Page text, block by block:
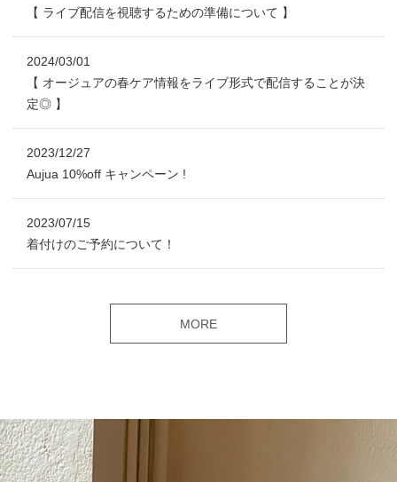
【 ライブ配信を視聴するための準備について 】
2024/03/01
【 オージュアの春ケア情報をライブ形式で配信することが決
定◎ 】
2023/12/27
Aujua 10%off キャンペーン !
2023/07/15
着付けのご予約について！
MORE